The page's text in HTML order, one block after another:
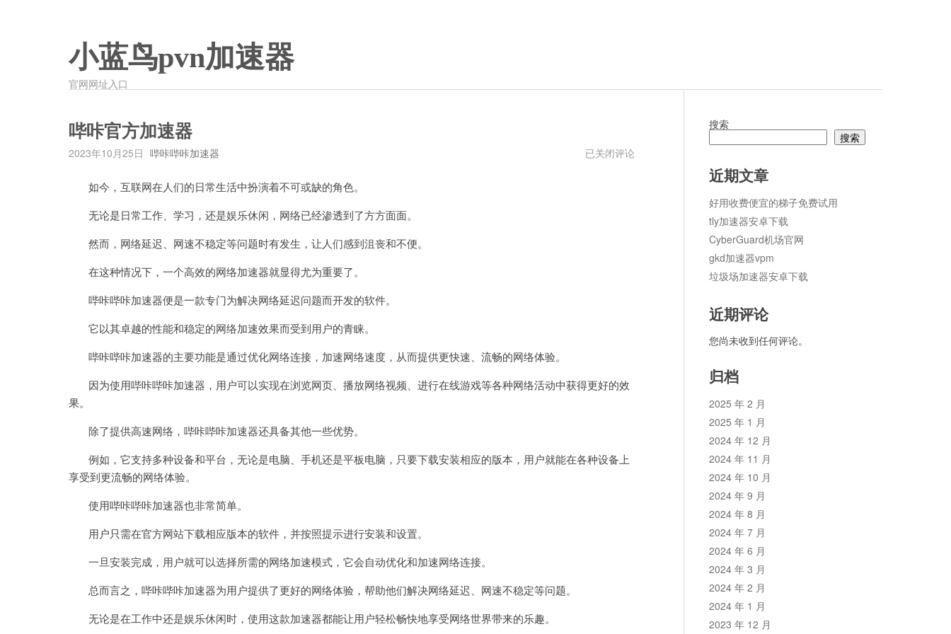
小蓝鸟pvn加速器
官网网址入口
哔咔官方加速器
2023年10月25日 哔咔哔咔加速器
哔
已关闭评论
如今，互联网在人们的日常生活中扮演着不可或缺的角色。
无论是日常工作、学习，还是娱乐休闲，网络已经渗透到了方方面面。
然而，网络延迟、网速不稳定等问题时有发生，让人们感到沮丧和不便。
在这种情况下，一个高效的网络加速器就显得尤为重要了。
哔咔哔咔加速器便是一款专门为解决网络延迟问题而开发的软件。
它以其卓越的性能和稳定的网络加速效果而受到用户的青睐。
哔咔哔咔加速器的主要功能是通过优化网络连接，加速网络速度，从而提供更快速、流畅的网络体验。
因为使用哔咔哔咔加速器，用户可以实现在浏览网页、播放网络视频、进行在线游戏等各种网络活动中获得更好的效
果。
除了提供高速网络，哔咔哔咔加速器还具备其他一些优势。
例如，它支持多种设备和平台，无论是电脑、手机还是平板电脑，只要下载安装相应的版本，用户就能在各种设备上
享受到更流畅的网络体验。
使用哔咔哔咔加速器也非常简单。
用户只需在官方网站下载相应版本的软件，并按照提示进行安装和设置。
一旦安装完成，用户就可以选择所需的网络加速模式，它会自动优化和加速网络连接。
总而言之，哔咔哔咔加速器为用户提供了更好的网络体验，帮助他们解决网络延迟、网速不稳定等问题。
无论是在工作中还是娱乐休闲时，使用这款加速器都能让用户轻松畅快地享受网络世界带来的乐趣。
搜索
搜索
近期文章
好用收费便宜的梯子免费试用
tly加速器安卓下载
CyberGuard机场官网
gkd加速器vpm
垃圾场加速器安卓下载
近期评论
您尚未收到任何评论。
归档
2025 年 2 月
2025 年 1 月
2024 年 12 月
2024 年 11 月
2024 年 10 月
2024 年 9 月
2024 年 8 月
2024 年 7 月
2024 年 6 月
2024 年 3 月
2024 年 2 月
2024 年 1 月
2023 年 12 月